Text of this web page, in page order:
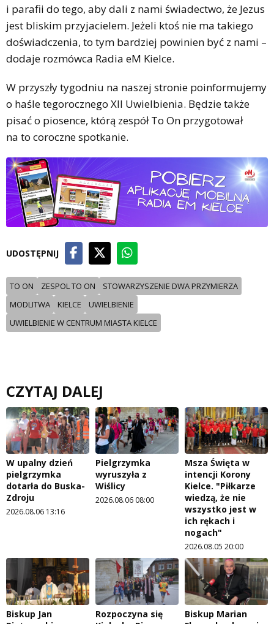
i parafii do tego, aby dali z nami świadectwo, że Jezus
jest bliskim przyjacielem. Jeżeli ktoś nie ma takiego
doświadczenia, to tym bardziej powinien być z nami –
dodaje rozmówca Radia eM Kielce.
W przyszły tygodniu na naszej stronie poinformujemy
o haśle tegorocznego XII Uwielbienia. Będzie także
pisać o piosence, którą zespół To On przygotował
na to coroczne spotkanie.
UDOSTĘPNIJ
TO ON ZESPOL TO ON
STOWARZYSZENIE DWA PRZYMIERZA
MODLITWA
KIELCE
UWIELBIENIE
UWIELBIENIE W CENTRUM MIASTA KIELCE
CZYTAJ DALEJ
W upalny dzień
pielgrzymka
dotarła do Buska-
Zdroju
2026.08.06 13:16
Pielgrzymka
wyruszyła z
Wiślicy
2026.08.06 08:00
Msza Święta w
intencji Korony
Kielce. "Piłkarze
wiedzą, że nie
wszystko jest w
ich rękach i
nogach"
2026.08.05 20:00
Biskup Jan
Rozpoczyna się
Biskup Marian